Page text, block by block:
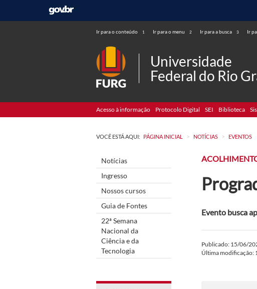
Ir para o conteúdo 1 Ir para o menu 2 Ir para a busca 3 Ir
Universidade
Federal do Rio
Acesso à informação Protocolo Digital SEI Biblioteca
VOCÊ ESTÁ AQUI: PÁGINA INICIAL > NOTÍCIAS > EVENTOS
Notícias
Ingresso
Nossos cursos
Guia de Fontes
22ª Semana
Nacional da
Ciência e da
Tecnologia
Evento busca
Publicado: 15/06/
Última